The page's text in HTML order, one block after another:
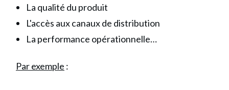
La qualité du produit
L'accès aux canaux de distribution
La performance opérationnelle…
Par exemple :